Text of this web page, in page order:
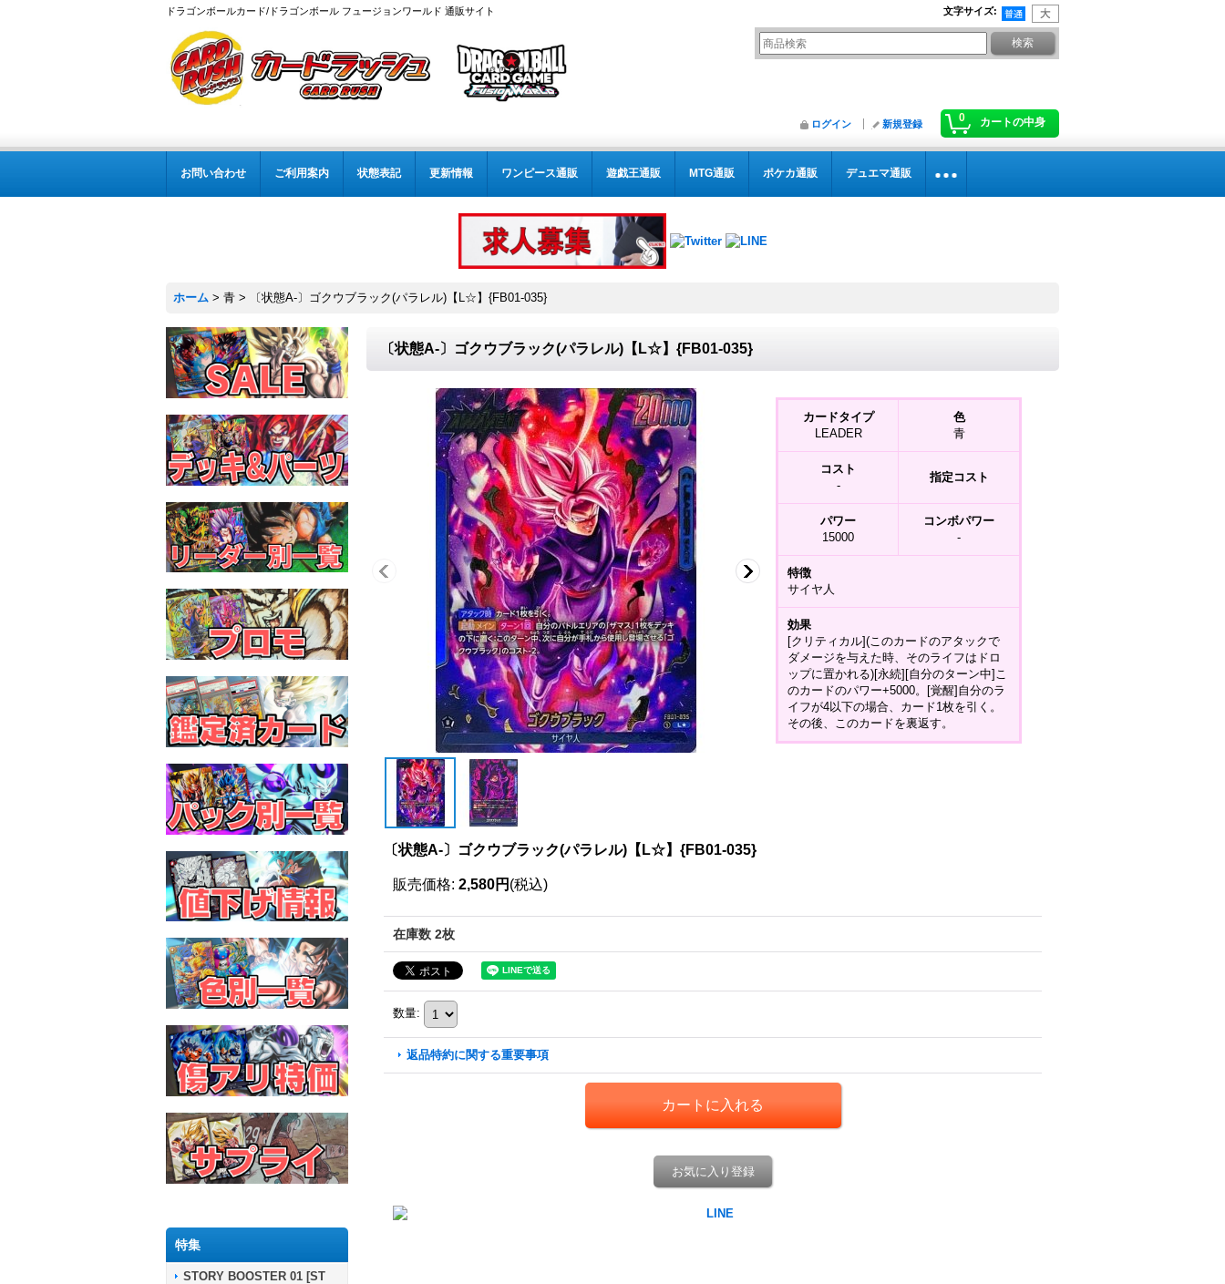
ドラゴンボールカード/ドラゴンボール フュージョンワールド 通販サイト 文字サイズ:
0 カートの中身
ログイン 新規登録
お問い合わせ ご利用案内 状態表記 更新情報 ワンピース通販 遊戯王通販 MTG通販 ポケカ通販 デュエマ通販
ホーム > 青 > 〔状態A-〕ゴクウブラック(パラレル)【L☆】{FB01-035}
特集
STORY BOOSTER 01 [ST
〔状態A-〕ゴクウブラック(パラレル)【L☆】{FB01-035}
カードタイプ
LEADER
色
青
コスト
-
指定コスト
パワー
15000
コンボパワー
-
特徴
サイヤ人
効果
[クリティカル](このカードのアタックで
ダメージを与えた時、そのライフはドロ
ップに置かれる)[永続][自分のターン中]こ
のカードのパワー+5000。[覚醒]自分のラ
イフが4以下の場合、カード1枚を引く。
その後、このカードを裏返す。
〔状態A-〕ゴクウブラック(パラレル)【L☆】{FB01-035}
販売価格: 2,580円 (税込)
在庫数 2枚
数量:
返品特約に関する重要事項
お気に入り登録